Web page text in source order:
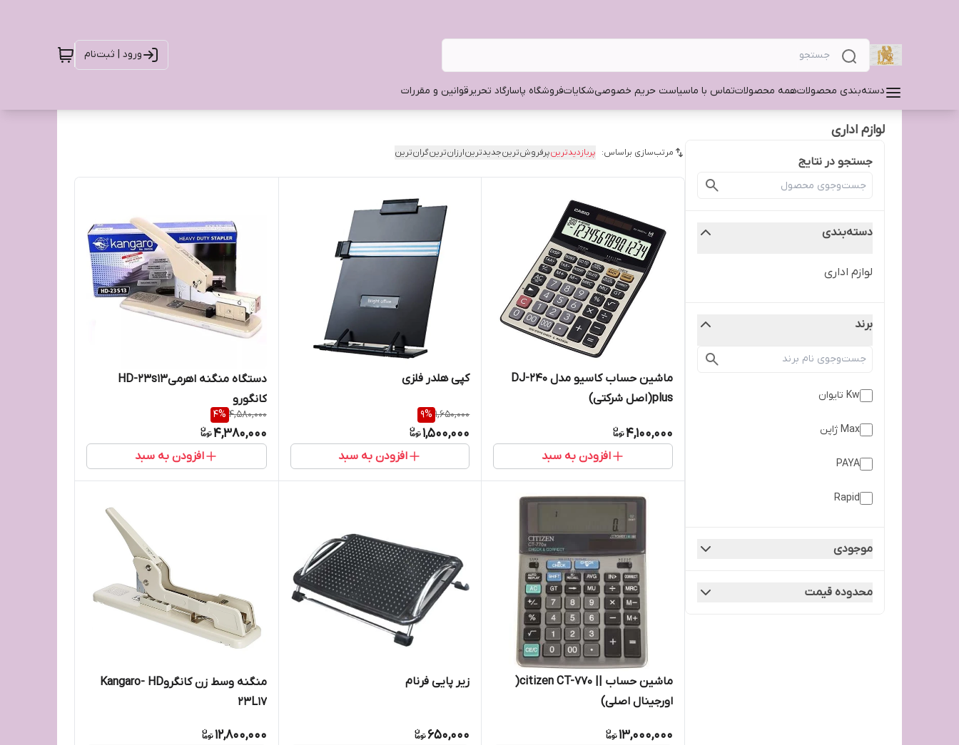
ورود | ثبت‌نام
دسته‌بندی محصولاتهمه محصولاتتماس با ماسیاست حریم خصوصیشکایاتفروشگاه پاسارگاد تحریرقوانین و مقررات
لوازم اداری
جستجو در نتایج
دسته‌بندی
لوازم اداری
برند
Kw تایوان
Max ژاپن
PAYA
Rapid
Whashin کره ای
موجودی
محدوده قیمت
مرتب‌سازی براساس: پربازدیدترینپرفروش‌ترینجدیدترینارزان‌ترینگران‌ترین
ماشین حساب کاسیو مدل DJ-240
plus(اصل شرکتی)
4,100,000
افزودن به سبد
کپی هلدر فلزی
1,650,000
9%
1,500,000
افزودن به سبد
دستگاه منگنه اهرمیHD-23s13
کانگورو
4,580,000
4%
4,380,000
افزودن به سبد
ماشین حساب || citizen CT-770(
اورجینال اصلی)
13,000,000
زیر پایی فرنام
650,000
منگنه وسط زن کانگروKangaro- HD
23L17
12,800,000